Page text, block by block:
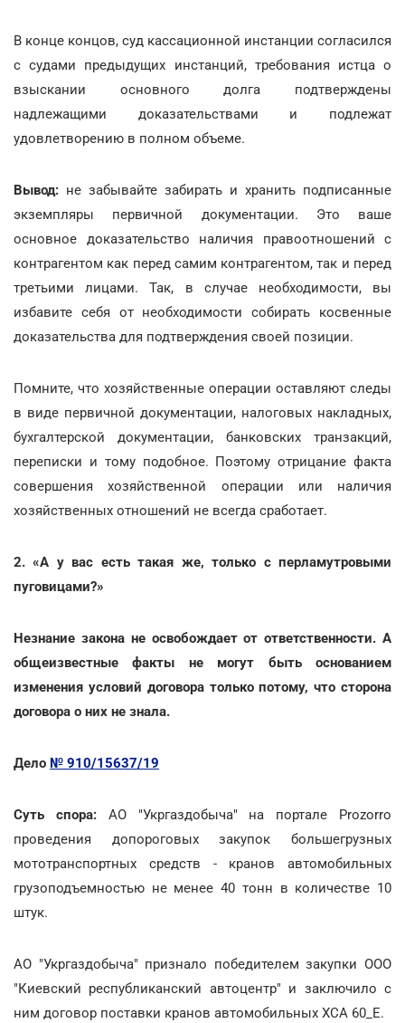
В конце концов, суд кассационной инстанции согласился
с судами предыдущих инстанций, требования истца о
взыскании основного долга подтверждены
надлежащими доказательствами и подлежат
удовлетворению в полном объеме.
Вывод: не забывайте забирать и хранить подписанные
экземпляры первичной документации. Это ваше
основное доказательство наличия правоотношений с
контрагентом как перед самим контрагентом, так и перед
третьими лицами. Так, в случае необходимости, вы
избавите себя от необходимости собирать косвенные
доказательства для подтверждения своей позиции.
Помните, что хозяйственные операции оставляют следы
в виде первичной документации, налоговых накладных,
бухгалтерской документации, банковских транзакций,
переписки и тому подобное. Поэтому отрицание факта
совершения хозяйственной операции или наличия
хозяйственных отношений не всегда сработает.
2. «А у вас есть такая же, только с перламутровыми
пуговицами?»
Незнание закона не освобождает от ответственности. А
общеизвестные факты не могут быть основанием
изменения условий договора только потому, что сторона
договора о них не знала.
Дело № 910/15637/19
Суть спора:АО "Укргаздобыча" на портале Prozorro
проведения допороговых закупок большегрузных
мототранспортных средств - кранов автомобильных
грузоподъемностью не менее 40 тонн в количестве 10
штук.
АО "Укргаздобыча" признало победителем закупки ООО
"Киевский республиканский автоцентр" и заключило с
ним договор поставки кранов автомобильных XCA 60_E.